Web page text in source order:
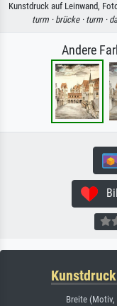
Kunstdruck auf Leinwand,
turm · brücke · turm ·
Andere
Breite (Motiv,